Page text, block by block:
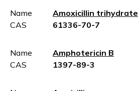
Name
Amoxicillin trihydrate
CAS
61336-70-7
Name
Amphotericin B
CAS
1397-89-3